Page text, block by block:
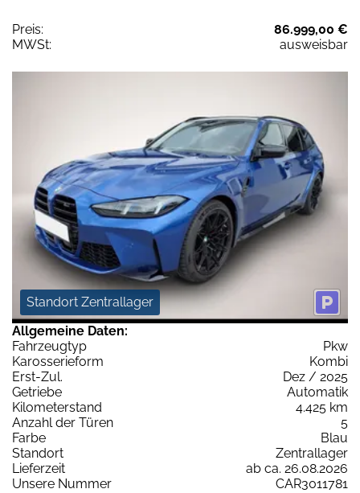
Preis:
86.999,00 €
MWSt:
ausweisbar
Standort Zentrallager
Allgemeine Daten:
Fahrzeugtyp
Pkw
Karosserieform
Kombi
Erst-Zul.
Dez / 2025
Getriebe
Automatik
Kilometerstand
4.425 km
Anzahl der Türen
5
Farbe
Blau
Standort
Zentrallager
Lieferzeit
ab ca. 26.08.2026
Unsere Nummer
CAR3011781